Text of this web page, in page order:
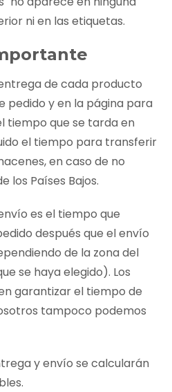
ni en las etiquetas.
de cada producto
pedido y en la página para
tiempo que se tarda en
el tiempo para transferir
en caso de no
los Países Bajos.
es el tiempo que
después que el envío
de la zona del
se haya elegido). Los
garantizar el tiempo de
tampoco podemos
y envío se calcularán